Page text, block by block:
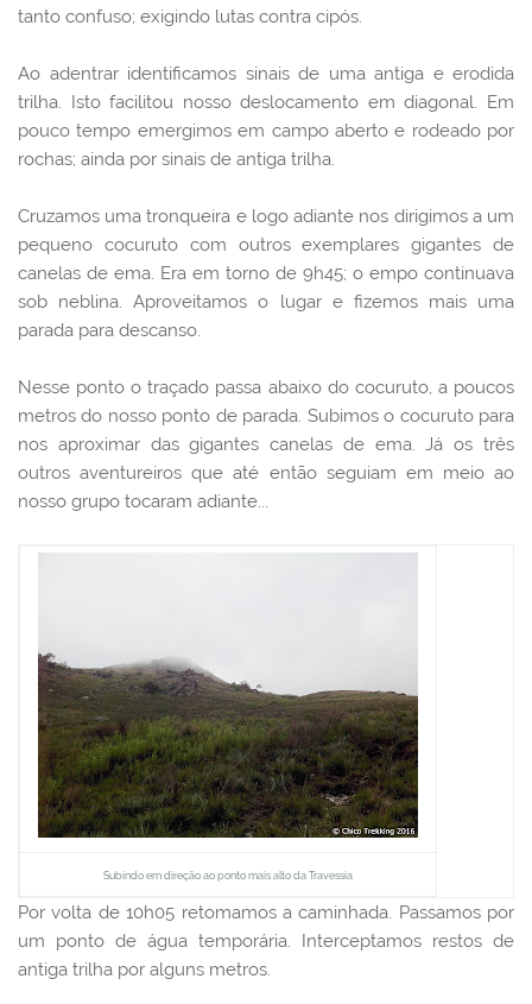
tanto confuso; exigindo lutas contra cipós.
Ao adentrar identificamos sinais de uma antiga e erodida
trilha. Isto facilitou nosso deslocamento em diagonal. Em
pouco tempo emergimos em campo aberto e rodeado por
rochas; ainda por sinais de antiga trilha.
Cruzamos uma tronqueira e logo adiante nos dirigimos a um
pequeno cocuruto com outros exemplares gigantes de
canelas de ema. Era em torno de 9h45; o empo continuava
sob neblina. Aproveitamos o lugar e fizemos mais uma
parada para descanso.
Nesse ponto o traçado passa abaixo do cocuruto, a poucos
metros do nosso ponto de parada. Subimos o cocuruto para
nos aproximar das gigantes canelas de ema. Já os três
outros aventureiros que até então seguiam em meio ao
nosso grupo tocaram adiante...
Subindo em direção ao ponto mais alto da Travessia
Por volta de 10h05 retomamos a caminhada. Passamos por
um ponto de água temporária. Interceptamos restos de
antiga trilha por alguns metros.